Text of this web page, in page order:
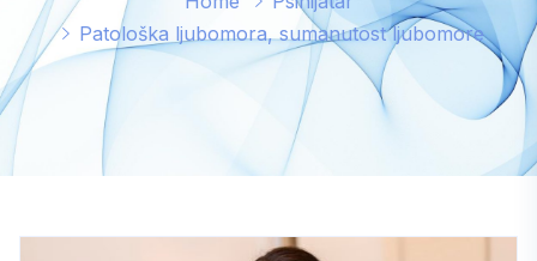
Patološka ljubomora, sumanutost ljubomore